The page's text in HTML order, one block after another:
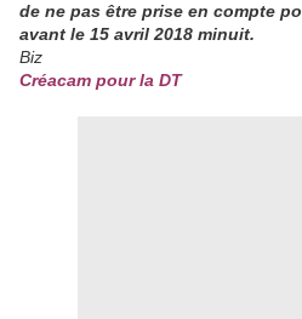
de ne pas être prise en compte
avant le 15 avril 2018 minuit.
Biz
Créacam pour la DT